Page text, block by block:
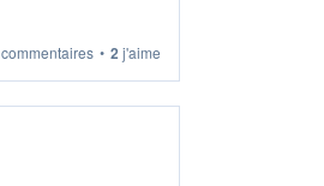
commentaires • 2 j'aime